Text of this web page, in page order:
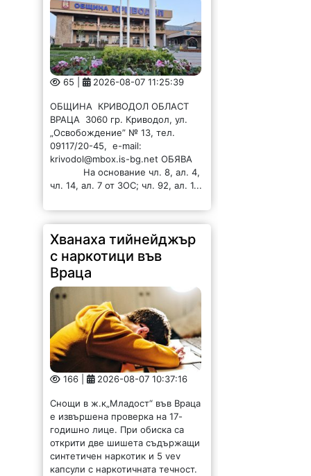
65 | 2026-08-07 11:25:39
ОБЩИНА КРИВОДОЛ ОБЛАСТ
ВРАЦА 3060 гр. Криводол, ул.
„Освобождение” № 13, тел.
09117/20-45, e-mail:
krivodol@mbox.is-bg.net ОБЯВА
На основание чл. 8, ал. 4,
чл. 14, ал. 7 от ЗОС; чл. 92, ал. 1...
Хванаха тийнейджър
с наркотици във
Враца
166 | 2026-08-07 10:37:16
Снощи в ж.к„Младост“ във Враца
е извършена проверка на 17-
годишно лице. При обиска са
открити две шишета съдържащи
синтетичен наркотик и 5 vev
капсули с наркотичната течност.